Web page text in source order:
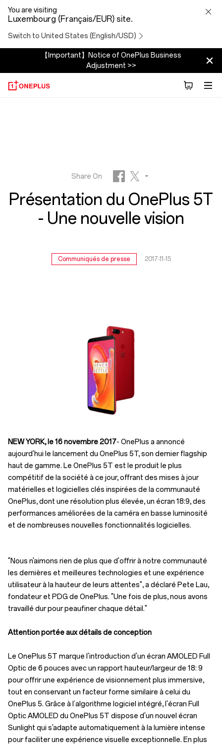
Présentation
du
OnePlus
5T
You are visiting
Luxembourg (Français/EUR) site.
Switch to United States (English/USD)
【Important】Notice of OnePlus Business
Adjustment >>
Présentation du OnePlus 5T
- Une nouvelle vision
Communiqués de presse 2017-11-15
Share On
Facebook Twitter
Reddit
NEW YORK, le 16 novembre 2017- OnePlus a annoncé
aujourd'hui le lancement du OnePlus 5T, son dernier flagship
haut de gamme. Le OnePlus 5T est le produit le plus
compétitif de la société à ce jour, offrant des mises à jour
matérielles et logicielles clés inspirées de la communauté
OnePlus, dont une résolution plus élevée, un écran 18:9, des
performances améliorées de la caméra en basse luminosité
et de nombreuses nouvelles fonctionnalités logicielles.
"Nous n'aimons rien de plus que d'offrir à notre communauté
les dernières et meilleures technologies et une expérience
utilisateur à la hauteur de leurs attentes", a déclaré Pete Lau,
fondateur et PDG de OnePlus. "Une fois de plus, nous avons
travaillé dur pour peaufiner chaque détail."
Attention portée aux détails de conception
Le OnePlus 5T marque l'introduction d'un écran AMOLED Full
Optic de 6 pouces avec un rapport hauteur/largeur de 18: 9
pour offrir une expérience de visionnement plus immersive,
tout en conservant un facteur forme similaire à celui du
OnePlus 5. Grâce à l’algorithme logiciel intégré, l'écran Full
Optic AMOLED du OnePlus 5T dispose d'un nouvel écran
Sunlight qui s'adapte automatiquement à la lumière intense
pour faciliter une expérience visuelle exceptionnelle. En plus